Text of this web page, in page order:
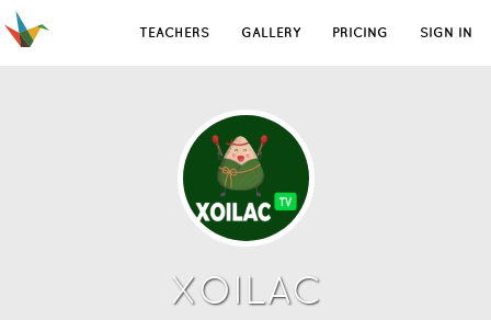
TEACHERS GALLERY PRICING SIGN IN
XOILAC